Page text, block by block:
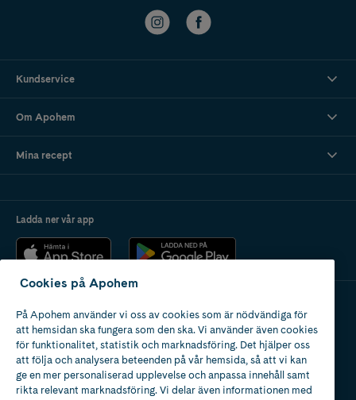
Kundservice
Om Apohem
Mina recept
Ladda ner vår app
Apotek med tillstånd
av Läkemedelsverket
Cookies på Apohem
På Apohem använder vi oss av cookies som är nödvändiga för
att hemsidan ska fungera som den ska. Vi använder även cookies
för funktionalitet, statistik och marknadsföring. Det hjälper oss
att följa och analysera beteenden på vår hemsida, så att vi kan
ge en mer personaliserad upplevelse och anpassa innehåll samt
rikta relevant marknadsföring. Vi delar även informationen med